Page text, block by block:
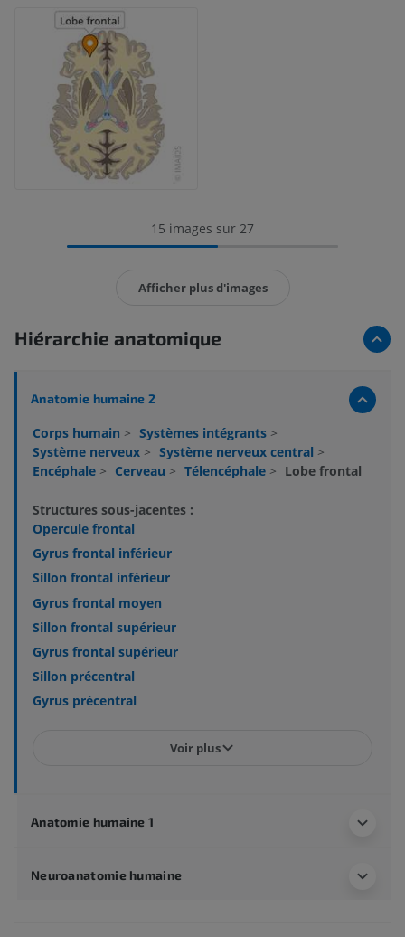
15 images sur 27
Afficher plus d'images
Hiérarchie anatomique
Anatomie humaine 2
Corps humain > Systèmes intégrants >
Système nerveux > Système nerveux central >
Encéphale > Cerveau > Télencéphale > Lobe frontal
Structures sous-jacentes :
Opercule frontal
Gyrus frontal inférieur
Sillon frontal inférieur
Gyrus frontal moyen
Sillon frontal supérieur
Gyrus frontal supérieur
Sillon précentral
Gyrus précentral
Voir plus
Anatomie humaine 1
Neuroanatomie humaine